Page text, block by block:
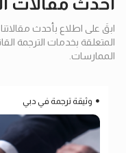
ابقَ على اطلاع بأحدث مقالاتنا
المتعلقة بخدمات الترجمة
الممارسات.
وثيقة ترجمة في دبي